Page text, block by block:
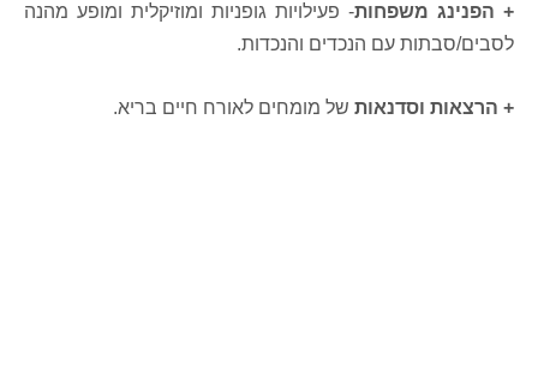
+ הפנינג משפחות- פעילויות גופניות ומוזיקלית ומופע מהנה
לסבים/סבתות עם הנכדים והנכדות.
+ הרצאות וסדנאות של מומחים לאורח חיים בריא.